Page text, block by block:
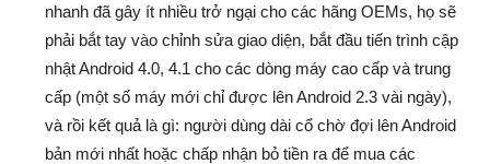
nhanh đã gây ít nhiều trở ngại cho các hãng OEMs, họ sẽ
phải bắt tay vào chỉnh sửa giao diện, bắt đầu tiến trình cập
nhật Android 4.0, 4.1 cho các dòng máy cao cấp và trung
cấp (một số máy mới chỉ được lên Android 2.3 vài ngày),
và rồi kết quả là gì: người dùng dài cổ chờ đợi lên Android
bản mới nhất hoặc chấp nhận bỏ tiền ra để mua các